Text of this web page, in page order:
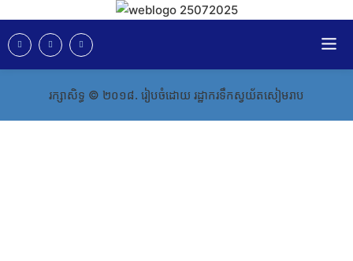
រក្សាសិទ្ធ​​​ ©​ ២០១៨​​​. រៀបចំដោយ រដ្ឋាករទឹកស្វយ័តសៀមរាប